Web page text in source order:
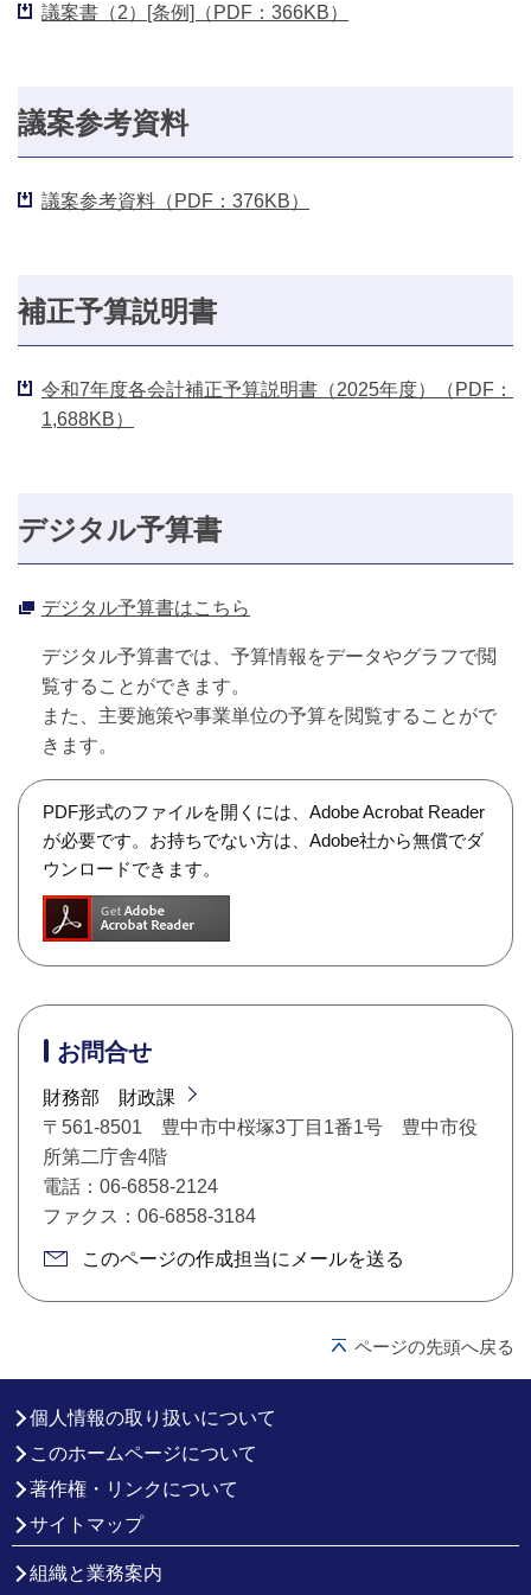
議案書（2）[条例]（PDF：366KB）
議案参考資料
議案参考資料（PDF：376KB）
補正予算説明書
令和7年度各会計補正予算説明書（2025年度）（PDF：
1,688KB）
デジタル予算書
デジタル予算書はこちら
デジタル予算書では、予算情報をデータやグラフで閲
覧することができます。
また、主要施策や事業単位の予算を閲覧することがで
きます。
PDF形式のファイルを開くには、Adobe Acrobat Reader
が必要です。お持ちでない方は、Adobe社から無償でダ
ウンロードできます。
お問合せ
財務部 財政課
〒561-8501 豊中市中桜塚3丁目1番1号 豊中市役
所第二庁舎4階
電話：06-6858-2124
ファクス：06-6858-3184
このページの作成担当にメールを送る
ページの先頭へ戻る
個人情報の取り扱いについて
このホームページについて
著作権・リンクについて
サイトマップ
組織と業務案内